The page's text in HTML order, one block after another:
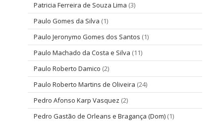
Patricia Ferreira de Souza Lima (3)
Paulo Gomes da Silva (1)
Paulo Jeronymo Gomes dos Santos (1)
Paulo Machado da Costa e Silva (11)
Paulo Roberto Damico (2)
Paulo Roberto Martins de Oliveira (24)
Pedro Afonso Karp Vasquez (2)
Pedro Gastão de Orleans e Bragança (Dom) (1)